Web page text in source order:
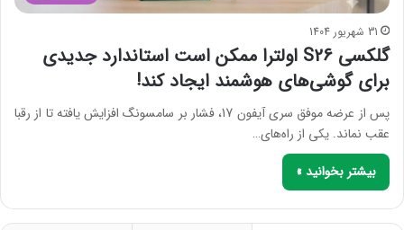
31 شهریور 1404
گلکسی S26 اولترا ممکن است استاندارد جدیدی
برای گوشی‌های هوشمند ایجاد کند!
پس از عرضه موفق سری آیفون 17، فشار بر سامسونگ افزایش یافته تا از رقبا
عقب نماند. یکی از راه‌های…
بیشتر بخوانید »